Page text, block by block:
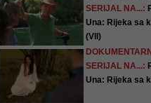
SERIJAL NA...:
Una: Rijeka sa
(VII)
SERIJAL NA...:
Una: Rijeka sa